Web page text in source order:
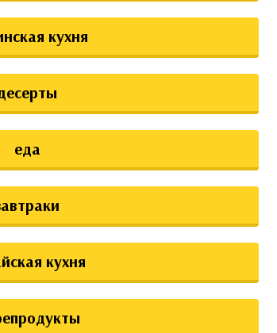
кухня
еда
кухня